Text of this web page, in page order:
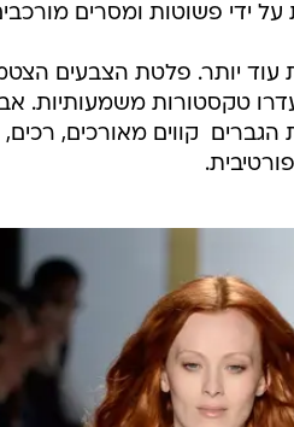
ידי פשוטות ומסרים
עוד יותר. פלטת הצבעים
טקסטורות משמעותיות.
 קווים מאורכים,